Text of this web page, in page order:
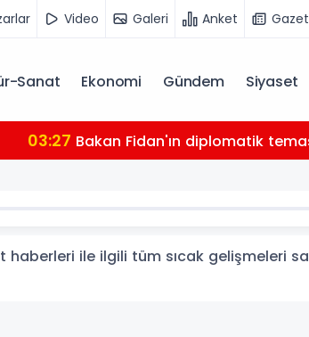
Video Galeri Anket
Sanat Ekonomi Gündem Siyaset
diplomatik temasları sürüyor: Ürdün
haberleri ile ilgili tüm sıcak gelişmeleri